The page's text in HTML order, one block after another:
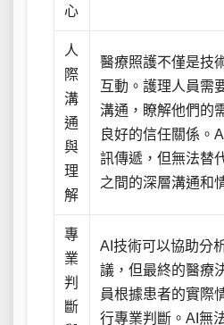
心
人
際
溝
通
與
理
解
醫療照護不僅是技
互動。護理人員需
溝通，瞭解他們的
良好的信任關係。
訊傳遞，但無法替
之間的深層溝通和
專
業
判
斷
AI技術可以協助分
議，但最終的醫療
員根據患者的實際
行專業判斷。AI無